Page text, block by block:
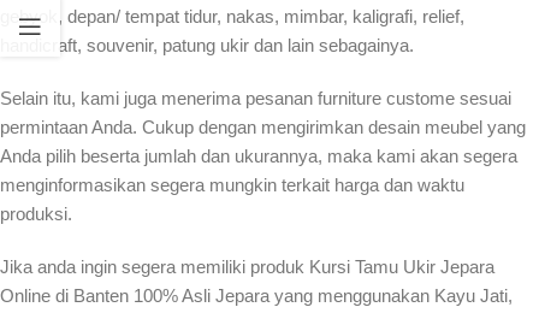
gebyok, depan/ tempat tidur, nakas, mimbar, kaligrafi, relief,
handicraft, souvenir, patung ukir dan lain sebagainya.
Selain itu, kami juga menerima pesanan furniture custome sesuai
permintaan Anda. Cukup dengan mengirimkan desain meubel yang
Anda pilih beserta jumlah dan ukurannya, maka kami akan segera
menginformasikan segera mungkin terkait harga dan waktu
produksi.
Jika anda ingin segera memiliki produk Kursi Tamu Ukir Jepara
Online di Banten 100% Asli Jepara yang menggunakan Kayu Jati,